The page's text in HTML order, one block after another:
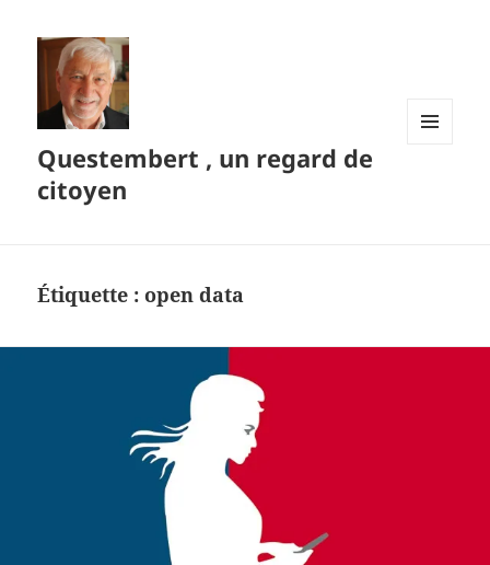
Questembert , un regard de
citoyen
Étiquette :open data